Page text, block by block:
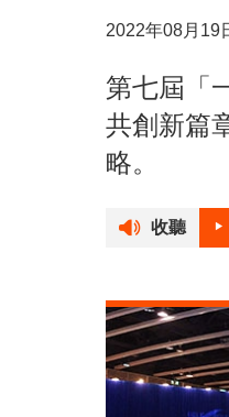
2022年08月19
第七屆「
共創新篇
略。
收聽